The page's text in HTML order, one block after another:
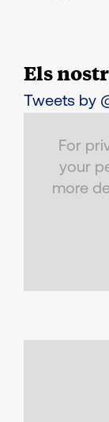
Els
Tweets by
For
your
more